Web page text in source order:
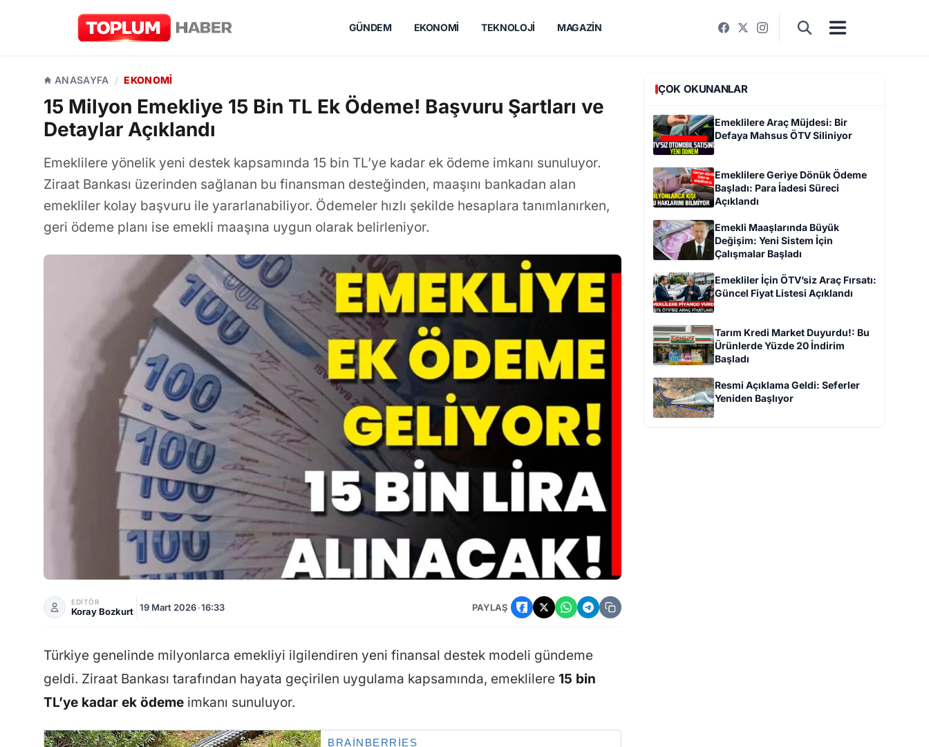
GÜNDEM EKONOMI TEKNOLOJI MAGAZIN
ANASAYFA / EKONOMI
15 Milyon Emekliye 15 Bin TL Ek Ödeme! Başvuru Şartları ve
Detaylar Açıklandı
Emeklilere yönelik yeni destek kapsamında 15 bin TL’ye kadar ek ödeme imkanı sunuluyor.
Ziraat Bankası üzerinden sağlanan bu finansman desteğinden, maaşını bankadan alan
emekliler kolay başvuru ile yararlanabiliyor. Ödemeler hızlı şekilde hesaplara tanımlanırken,
geri ödeme planı ise emekli maaşına uygun olarak belirleniyor.
EDİTÖR
Koray Bozkurt 19 Mart 2026•16:33 PAYLAŞ
Türkiye genelinde milyonlarca emekliyi ilgilendiren yeni finansal destek modeli gündeme
geldi. Ziraat Bankası tarafından hayata geçirilen uygulama kapsamında, emeklilere 15 bin
TL’ye kadar ek ödeme imkanı sunuluyor.
ÇOK OKUNANLAR
Emeklilere Araç Müjdesi: Bir
Defaya Mahsus ÖTV Siliniyor
Emeklilere Geriye Dönük Ödeme
Başladı: Para İadesi Süreci
Açıklandı
Emekli Maaşlarında Büyük
Değişim: Yeni Sistem İçin
Çalışmalar Başladı
Emekliler İçin ÖTV’siz Araç Fırsatı:
Güncel Fiyat Listesi Açıklandı
Tarım Kredi Market Duyurdu!: Bu
Ürünlerde Yüzde 20 İndirim
Başladı
Resmi Açıklama Geldi: Seferler
Yeniden Başlıyor